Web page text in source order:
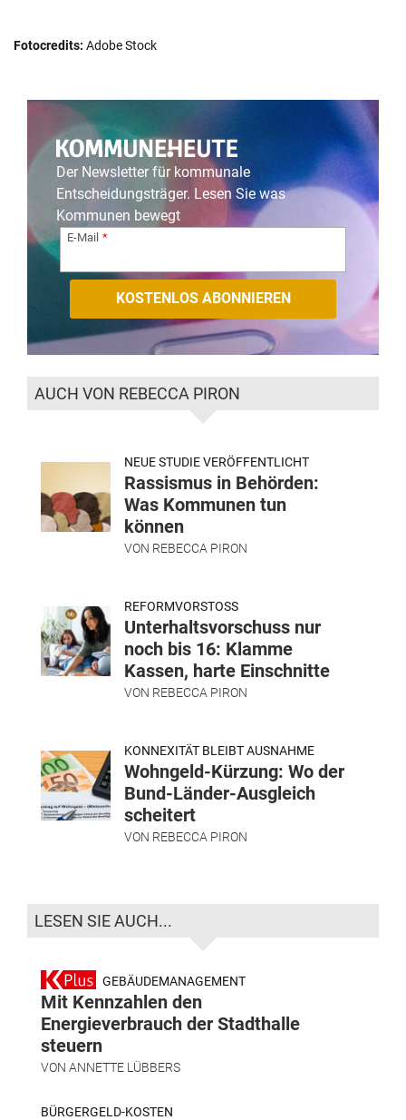
Fotocredits: Adobe Stock
Der Newsletter für kommunale
Entscheidungsträger. Lesen Sie was
Kommunen bewegt
E-Mail
AUCH VON REBECCA PIRON
NEUE STUDIE VERÖFFENTLICHT
Rassismus in Behörden:
Was Kommunen tun
können
VON REBECCA PIRON
REFORMVORSTOSS
Unterhaltsvorschuss nur
noch bis 16: Klamme
Kassen, harte Einschnitte
VON REBECCA PIRON
KONNEXITÄT BLEIBT AUSNAHME
Wohngeld-Kürzung: Wo der
Bund-Länder-Ausgleich
scheitert
VON REBECCA PIRON
LESEN SIE AUCH...
GEBÄUDEMANAGEMENT
Mit Kennzahlen den
Energieverbrauch der Stadthalle
steuern
VON ANNETTE LÜBBERS
BÜRGERGELD-KOSTEN